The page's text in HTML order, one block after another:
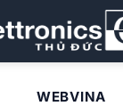
WEBVINA